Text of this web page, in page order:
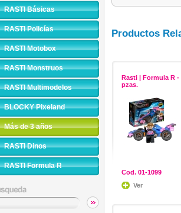
RASTI Básicas
RASTI Policías
RASTI Motobox
RASTI Monstruos
RASTI Multimodelos
BLOCKY Pixeland
Más de 3 años
RASTI Dinos
RASTI Formula R
Productos
Rasti | Formula R -
pzas.
Cod. 01-1099
Ver